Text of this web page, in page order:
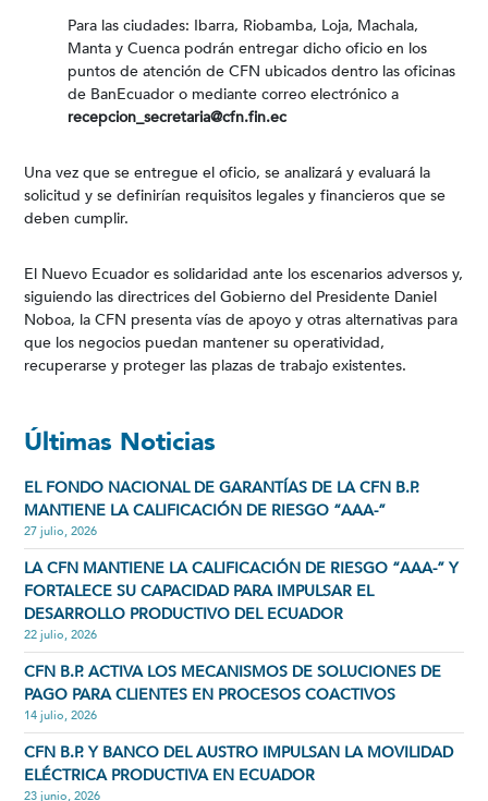
Para las ciudades: Ibarra, Riobamba, Loja, Machala,
Manta y Cuenca podrán entregar dicho oficio en los
puntos de atención de CFN ubicados dentro las oficinas
de BanEcuador o mediante correo electrónico a
recepcion_secretaria@cfn.fin.ec
Una vez que se entregue el oficio, se analizará y evaluará la
solicitud y se definirían requisitos legales y financieros que se
deben cumplir.
El Nuevo Ecuador es solidaridad ante los escenarios adversos y,
siguiendo las directrices del Gobierno del Presidente Daniel
Noboa, la CFN presenta vías de apoyo y otras alternativas para
que los negocios puedan mantener su operatividad,
recuperarse y proteger las plazas de trabajo existentes.
Últimas Noticias
EL FONDO NACIONAL DE GARANTÍAS DE LA CFN B.P.
MANTIENE LA CALIFICACIÓN DE RIESGO “AAA-”
27 julio, 2026
LA CFN MANTIENE LA CALIFICACIÓN DE RIESGO “AAA-” Y
FORTALECE SU CAPACIDAD PARA IMPULSAR EL
DESARROLLO PRODUCTIVO DEL ECUADOR
22 julio, 2026
CFN B.P. ACTIVA LOS MECANISMOS DE SOLUCIONES DE
PAGO PARA CLIENTES EN PROCESOS COACTIVOS
14 julio, 2026
CFN B.P. Y BANCO DEL AUSTRO IMPULSAN LA MOVILIDAD
ELÉCTRICA PRODUCTIVA EN ECUADOR
23 junio, 2026